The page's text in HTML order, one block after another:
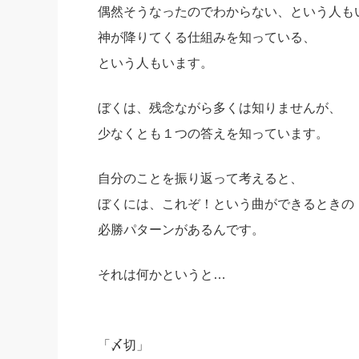
偶然そうなったのでわからない、という人も
神が降りてくる仕組みを知っている、
という人もいます。
ぼくは、残念ながら多くは知りませんが、
少なくとも１つの答えを知っています。
自分のことを振り返って考えると、
ぼくには、これぞ！という曲ができるときの
必勝パターンがあるんです。
それは何かというと…
「〆切」